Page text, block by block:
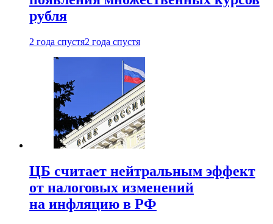
рубля
2 года спустя2 года спустя
ЦБ считает нейтральным эффект
от налоговых изменений
на инфляцию в РФ